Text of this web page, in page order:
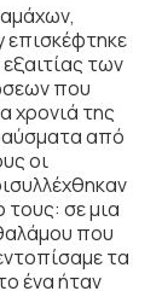
επισκέφτηκε
των
που
χρονιά της
από
οι
σε μια
που
τα
ένα ήταν